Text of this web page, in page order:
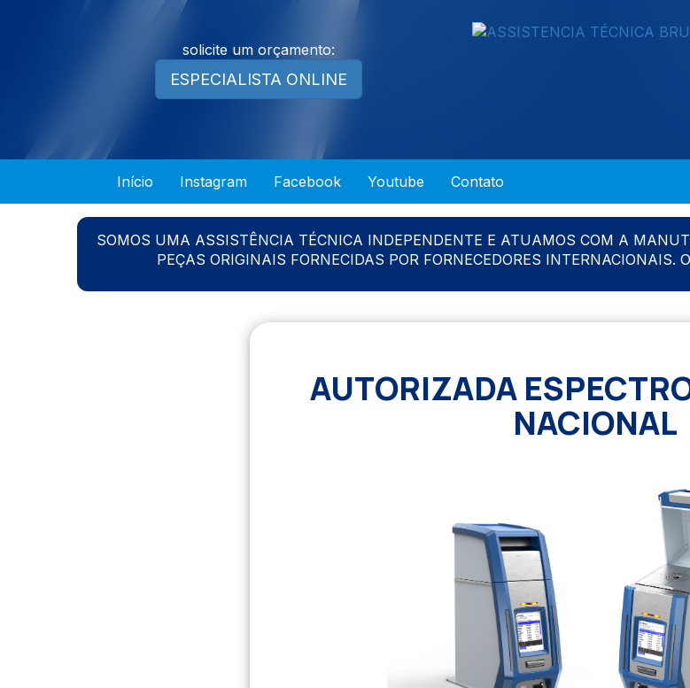
solicite um orçamento:
ESPECIALISTA ONLINE
Início Instagram Facebook Youtube Contato
SOMOS UMA ASSISTÊNCIA TÉCNICA INDEPENDENTE E ATUAMOS COM A
PEÇAS ORIGINAIS FORNECIDAS POR FORNECEDORES INTERNACIONAIS.
AUTORIZADA
NACIONAL